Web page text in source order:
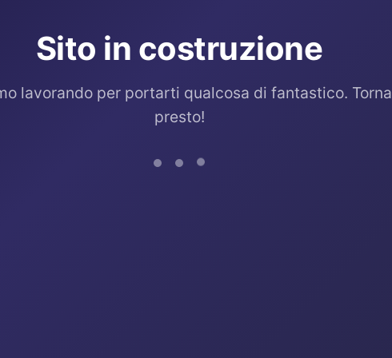
Sito in costruzione
lavorando per portarti qualcosa di fantastico. Torna
presto!